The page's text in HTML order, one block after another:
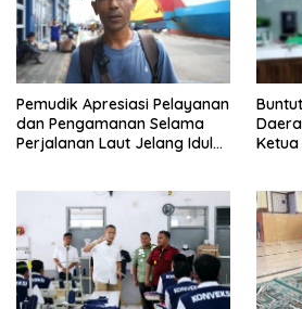
Pemudik Apresiasi Pelayanan
dan Pengamanan Selama
Perjalanan Laut Jelang Idul